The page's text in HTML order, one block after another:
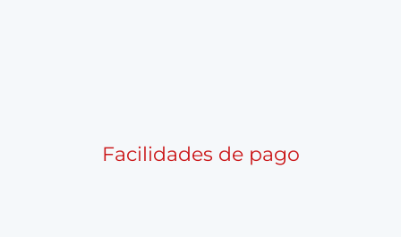
Facilidades de pago